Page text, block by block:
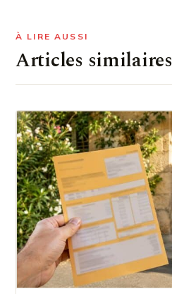
À LIRE AUSSI
Articles similaires